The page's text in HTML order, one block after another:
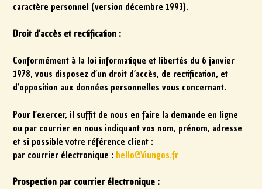
caractère personnel (version décembre 1993).
Droit d’accès et rectification :
Conformément à la loi informatique et libertés du 6 janvier
1978, vous disposez d’un droit d’accès, de rectification, et
d’opposition aux données personnelles vous concernant.
Pour l’exercer, il suffit de nous en faire la demande en ligne
ou par courrier en nous indiquant vos nom, prénom, adresse
et si possible votre référence client :
par courrier électronique : hello@Viungos.fr
Prospection par courrier électronique :